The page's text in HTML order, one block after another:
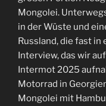
Mongolei.
in der Wüste und
Russland, die fast
Interview, das wir
Intermot 2025
Motorrad in
Mongolei mit